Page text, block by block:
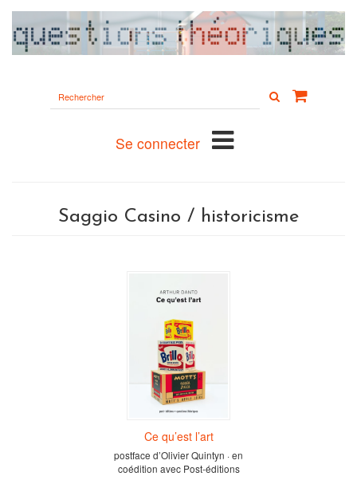
le
Se connecter
Saggio Casino / historicisme
Ce qu’est l’art
postface d’Olivier Quintyn · en
coédition avec Post-éditions